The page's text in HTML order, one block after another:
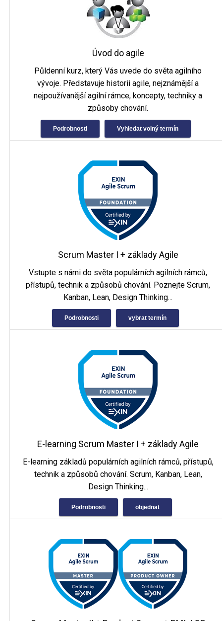
Úvod do agile
Půldenní kurz, který Vás uvede do světa agilního
vývoje. Představuje historii agile, nejznámější a
nejpoužívanější agilní rámce, koncepty, techniky a
způsoby chování.
Podrobnosti Vyhledat volný termín
Scrum Master I + základy Agile
Vstupte s námi do světa populárních agilních rámců,
přístupů, technik a způsobů chování. Poznejte Scrum,
Kanban, Lean, Design Thinking...
Podrobnosti vybrat termín
E-learning Scrum Master I + základy Agile
E-learning základů populárních agilních rámců, přístupů,
technik a způsobů chování. Scrum, Kanban, Lean,
Design Thinking...
Podrobnosti objednat